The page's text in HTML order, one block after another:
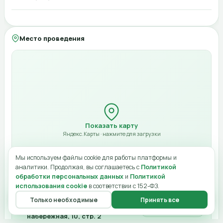
Опубликовать в ленте
Место проведения
Показать карту
Яндекс.Карты · нажмите для загрузки
Москва, Пресненская
набережная, 10, стр. 2
Открыть в картах
Компания
Отмена
Город (для офлайн)
Адрес (для офлайн)
Ссылка онлайн
Лимит мест
Категория
Мы используем файлы cookie для работы платформы и
аналитики. Продолжая, вы соглашаетесь с Политикой
обработки персональных данных и Политикой
использования cookie в соответствии с 152-ФЗ.
Только необходимые
Принять все
Главная Меню О нас Чат